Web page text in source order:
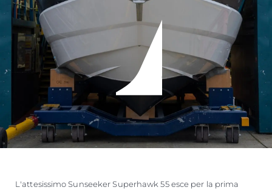
L'attesissimo Sunseeker Superhawk 55 esce per la prima